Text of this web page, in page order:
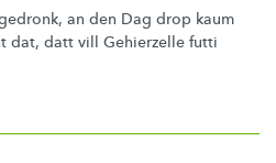
an den Dag drop kaum
dat, datt vill Gehierzelle futti